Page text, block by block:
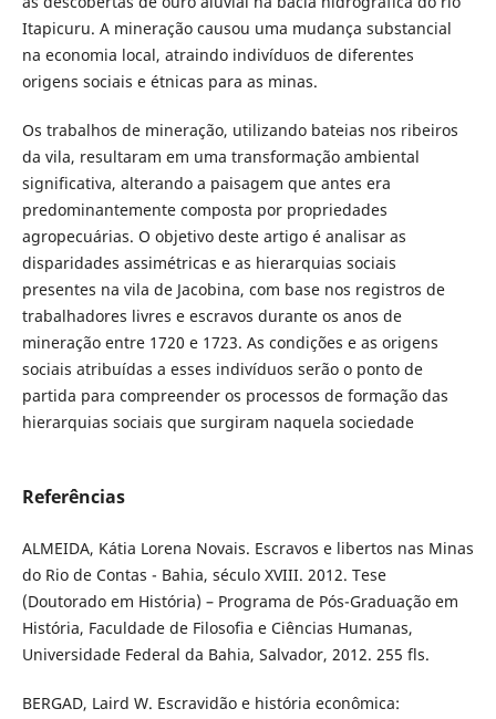
Itapicuru. A mineração causou uma mudança substancial
na economia local, atraindo indivíduos de diferentes
origens sociais e étnicas para as minas.
Os trabalhos de mineração, utilizando bateias nos ribeiros
da vila, resultaram em uma transformação ambiental
significativa, alterando a paisagem que antes era
predominantemente composta por propriedades
agropecuárias. O objetivo deste artigo é analisar as
disparidades assimétricas e as hierarquias sociais
presentes na vila de Jacobina, com base nos registros de
trabalhadores livres e escravos durante os anos de
mineração entre 1720 e 1723. As condições e as origens
sociais atribuídas a esses indivíduos serão o ponto de
partida para compreender os processos de formação das
hierarquias sociais que surgiram naquela sociedade
Referências
ALMEIDA, Kátia Lorena Novais. Escravos e libertos nas Minas
do Rio de Contas - Bahia, século XVIII. 2012. Tese
(Doutorado em História) – Programa de Pós-Graduação em
História, Faculdade de Filosofia e Ciências Humanas,
Universidade Federal da Bahia, Salvador, 2012. 255 fls.
BERGAD, Laird W. Escravidão e história econômica: